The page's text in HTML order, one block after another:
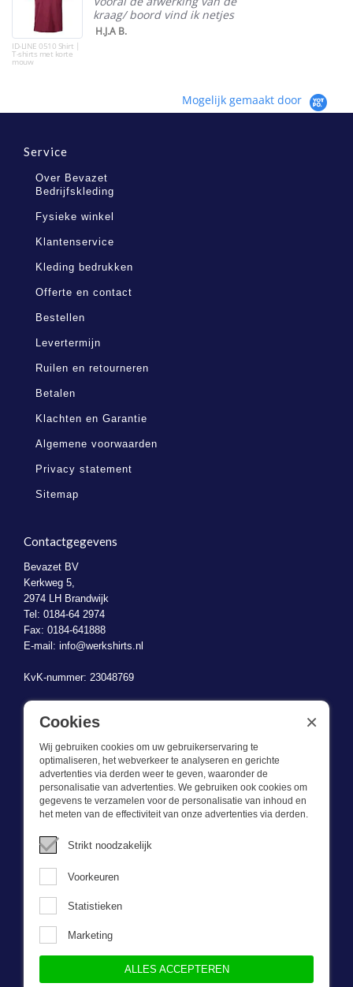
ID-LINE 0510 Shirt |
T-shirts met korte
mouw
kraag/ boord vind ik netjes
H.J.A B.
Mogelijk gemaakt door
Service
Over Bevazet
Bedrijfskleding
Fysieke winkel
Klantenservice
Kleding bedrukken
Offerte en contact
Bestellen
Levertermijn
Ruilen en retourneren
Betalen
Klachten en Garantie
Algemene voorwaarden
Privacy statement
Sitemap
Contactgegevens
Bevazet BV
Kerkweg 5,
2974 LH Brandwijk
Tel: 0184-64 2974
Fax: 0184-641888
E-mail: info@werkshirts.nl
KvK-nummer: 23048769
BTW-identificatienummer: NL823470787B01
Wat we doen
Deze webshop is onderdeel van BEVAZET BV. Bevazet levert al
sinds 1983 bedrijfskleding aan grote en kleinere ondernemingen.
We hebben een eigen winkel/showroom in Brandwijk. Onze klanten
bieden we kwalitatief goede en sterke bedrijfskleding tegen een
scherpe prijs. Onze service is snel, we zijn voorraadhoudend,
eigen ontwerpster. Neem gerust contact met ons op.
Cookies
Wij gebruiken cookies om uw gebruikerservaring te
optimaliseren, het webverkeer te analyseren en gerichte
advertenties via derden weer te geven, waaronder de
personalisatie van advertenties. We gebruiken ook cookies om
gegevens te verzamelen voor de personalisatie van inhoud en
het meten van de effectiviteit van onze advertenties via derden.
Strikt noodzakelijk
Voorkeuren
Statistieken
Marketing
ALLES ACCEPTEREN
×